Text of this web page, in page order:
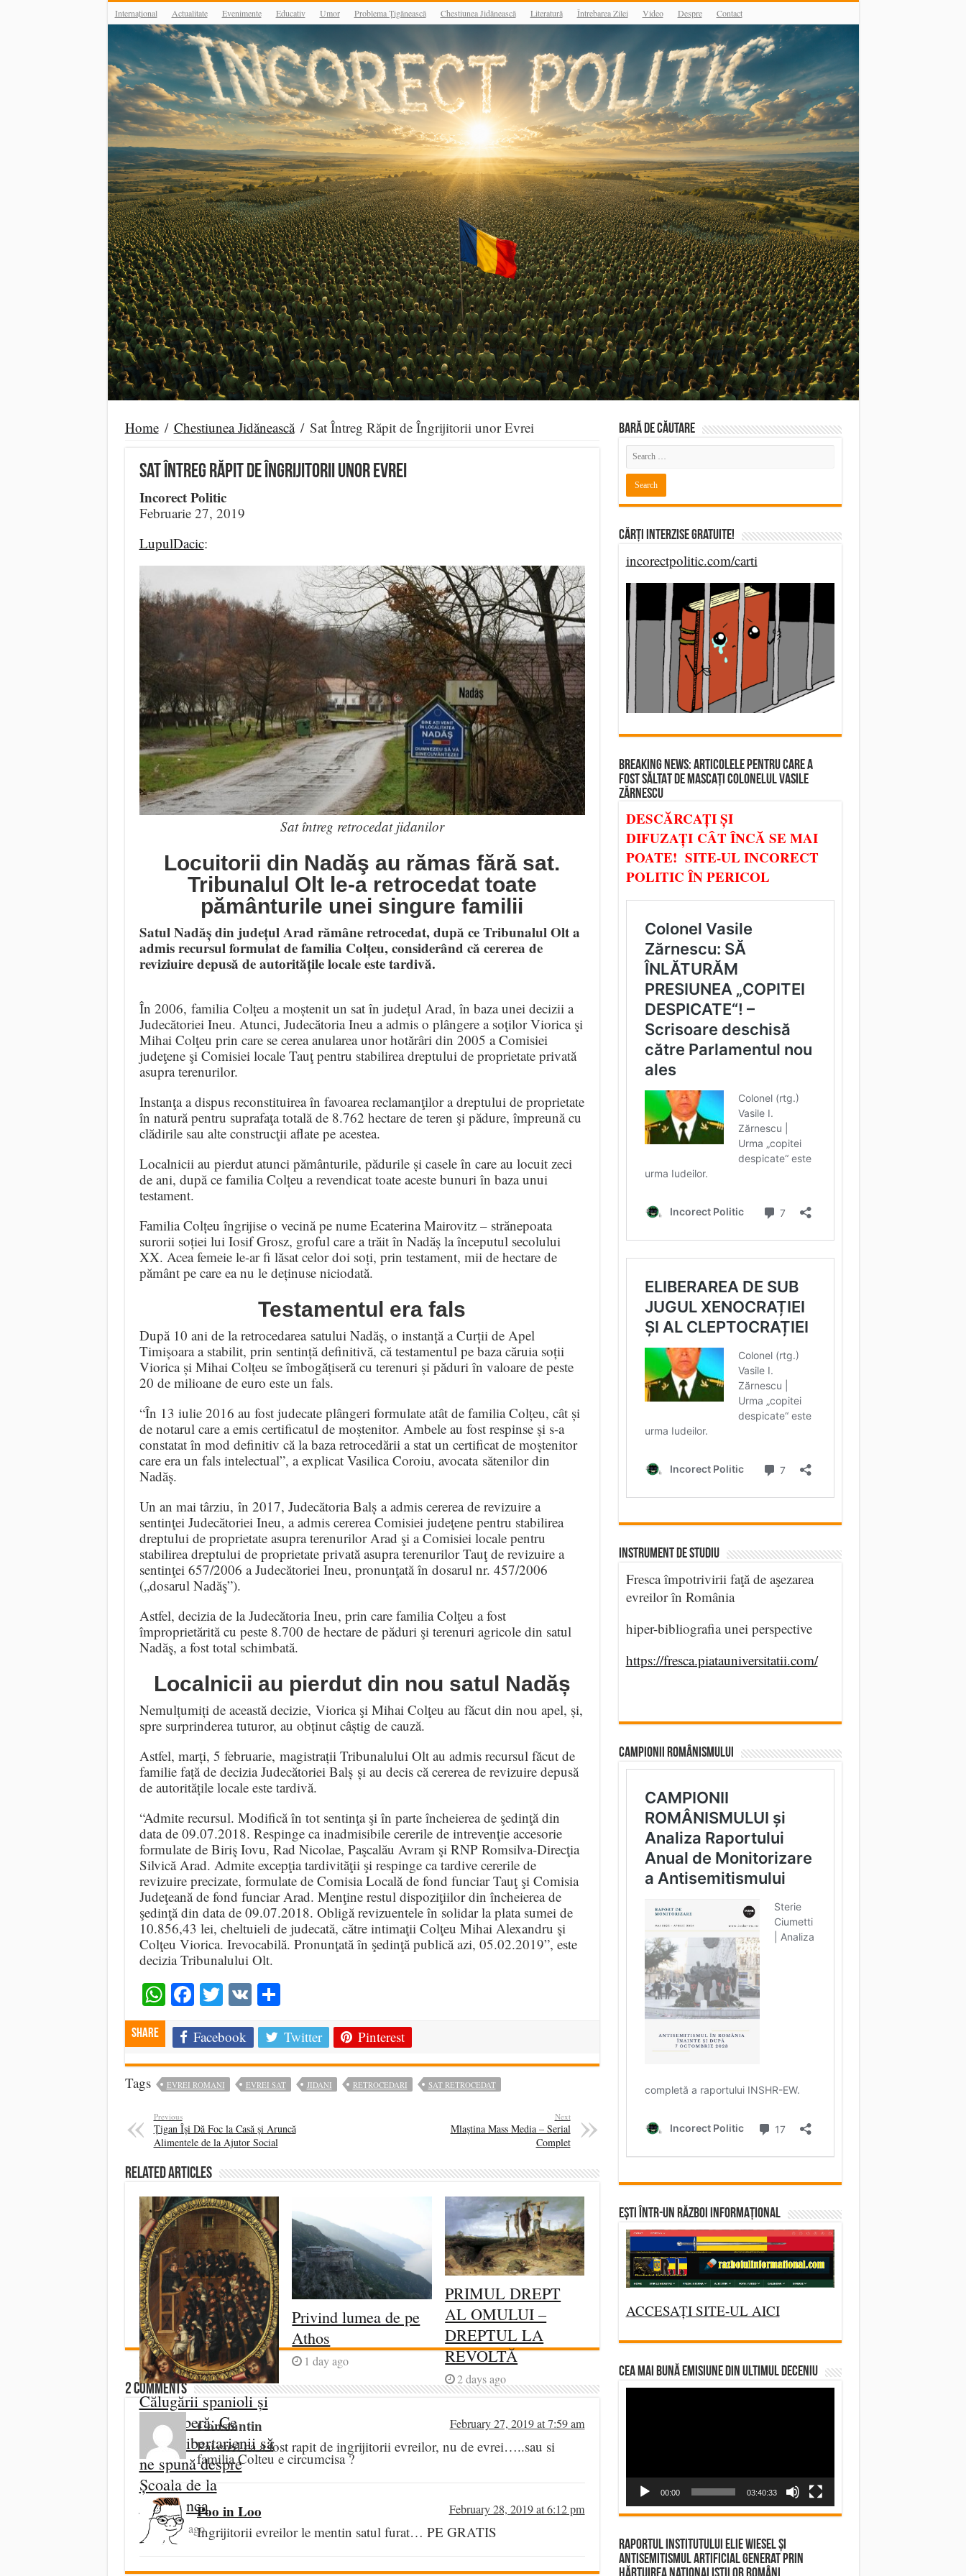
Internațional Actualitate Evenimente Educativ Umor Problema Țigănească Chestiunea Jidănească Literatură Întrebarea Zilei Video Despre Contact
Home / Chestiunea Jidănească / Sat Întreg Răpit de Îngrijitorii unor Evrei
Sat Întreg Răpit de Îngrijitorii unor Evrei
Incorect Politic
Februarie 27, 2019
LupulDacic:
Sat întreg retrocedat jidanilor
Locuitorii din Nadăş au rămas fără sat.
Tribunalul Olt le-a retrocedat toate
pământurile unei singure familii
Satul Nadăș din județul Arad rămâne retrocedat, după ce Tribunalul Olt a
admis recursul formulat de familia Colțeu, considerând că cererea de
reviziuire depusă de autoritățile locale este tardivă.
În 2006, familia Colțeu a moștenit un sat în județul Arad, în baza unei decizii a
Judecătoriei Ineu. Atunci, Judecătoria Ineu a admis o plângere a soţilor Viorica şi
Mihai Colţeu prin care se cerea anularea unor hotărâri din 2005 a Comisiei
judeţene şi Comisiei locale Tauţ pentru stabilirea dreptului de proprietate privată
asupra terenurilor.
Instanţa a dispus reconstituirea în favoarea reclamanţilor a dreptului de proprietate
în natură pentru suprafaţa totală de 8.762 hectare de teren şi pădure, împreună cu
clădirile sau alte construcţii aflate pe acestea.
Localnicii au pierdut atunci pământurile, pădurile și casele în care au locuit zeci
de ani, după ce familia Colțeu a revendicat toate aceste bunuri în baza unui
testament.
Familia Colțeu îngrijise o vecină pe nume Ecaterina Mairovitz – strănepoata
surorii soției lui Iosif Grosz, groful care a trăit în Nadăș la începutul secolului
XX. Acea femeie le-ar fi lăsat celor doi soți, prin testament, mii de hectare de
pământ pe care ea nu le deținuse niciodată.
Testamentul era fals
După 10 ani de la retrocedarea satului Nadăș, o instanță a Curții de Apel
Timișoara a stabilit, prin sentință definitivă, că testamentul pe baza căruia soții
Viorica și Mihai Colțeu se îmbogățiseră cu terenuri și păduri în valoare de peste
20 de milioane de euro este un fals.
“În 13 iulie 2016 au fost judecate plângeri formulate atât de familia Colțeu, cât și
de notarul care a emis certificatul de moștenitor. Ambele au fost respinse și s-a
constatat în mod definitiv că la baza retrocedării a stat un certificat de moștenitor
care era un fals intelectual”, a explicat Vasilica Coroiu, avocata sătenilor din
Nadăș.
Un an mai târziu, în 2017, Judecătoria Balș a admis cererea de revizuire a
sentinţei Judecătoriei Ineu, a admis cererea Comisiei judeţene pentru stabilirea
dreptului de proprietate asupra terenurilor Arad şi a Comisiei locale pentru
stabilirea dreptului de proprietate privată asupra terenurilor Tauţ de revizuire a
sentinţei 657/2006 a Judecătoriei Ineu, pronunţată în dosarul nr. 457/2006
(„dosarul Nadăş”).
Astfel, decizia de la Judecătoria Ineu, prin care familia Colţeu a fost
împroprietărită cu peste 8.700 de hectare de păduri şi terenuri agricole din satul
Nadăş, a fost total schimbată.
Localnicii au pierdut din nou satul Nadăș
Nemulțumiți de această decizie, Viorica şi Mihai Colţeu au făcut din nou apel, și,
spre surprinderea tuturor, au obținut câștig de cauză.
Astfel, marți, 5 februarie, magistrații Tribunalului Olt au admis recursul făcut de
familie față de decizia Judecătoriei Balș și au decis că cererea de revizuire depusă
de autoritățile locale este tardivă.
“Admite recursul. Modifică în tot sentinţa şi în parte încheierea de şedinţă din
data de 09.07.2018. Respinge ca inadmisibile cererile de intrevenţie accesorie
formulate de Biriş Iovu, Rad Nicolae, Paşcalău Avram şi RNP Romsilva-Direcţia
Silvică Arad. Admite excepţia tardivităţii şi respinge ca tardive cererile de
revizuire precizate, formulate de Comisia Locală de fond funciar Tauţ şi Comisia
Judeţeană de fond funciar Arad. Menţine restul dispoziţiilor din încheierea de
şedinţă din data de 09.07.2018. Obligă revizuentele în solidar la plata sumei de
10.856,43 lei, cheltuieli de judecată, către intimaţii Colţeu Mihai Alexandru şi
Colţeu Viorica. Irevocabilă. Pronunţată în şedinţă publică azi, 05.02.2019”, este
decizia Tribunalului Olt.
WhatsApp
Facebook
Twitter
VKShare
Share Facebook Twitter Pinterest
Tags EVREI ROMANI EVREI SAT JIDANI RETROCEDARI SAT RETROCEDAT
Previous
Țigan Își Dă Foc la Casă și Aruncă
Alimentele de la Ajutor Social
Next
Mlaștina Mass Media – Serial
Complet
Related Articles
Călugării spanioli și
piața liberă: Ce
„uită” libertarienii să
ne spună despre
Școala de la
Salamanca
8 hours ago
Privind lumea de pe
Athos
1 day ago
PRIMUL DREPT
AL OMULUI –
DREPTUL LA
REVOLTĂ
2 days ago
2 comments
Constantin February 27, 2019 at 7:59 am
Pai cred ca a fost rapit de ingrijitorii evreilor, nu de evrei…..sau si
familia Colteu e circumcisa ?
Poo in Loo February 28, 2019 at 6:12 pm
Ingrijitorii evreilor le mentin satul furat… PE GRATIS
BARĂ DE CĂUTARE
Cărți Interzise Gratuite!
incorectpolitic.com/carti
BREAKING NEWS: ARTICOLELE PENTRU CARE A
FOST SĂLTAT DE MASCAȚI COLONELUL VASILE
ZĂRNESCU
DESCĂRCAȚI ȘI
DIFUZAȚI CÂT ÎNCĂ SE MAI
POATE! SITE-UL INCORECT
POLITIC ÎN PERICOL
INSTRUMENT DE STUDIU
Fresca împotrivirii faţă de aşezarea
evreilor în România
hiper-bibliografia unei perspective
https://fresca.piatauniversitatii.com/
CAMPIONII ROMÂNISMULUI
Ești într-un RĂZBOI INFORMAȚIONAL
ACCESAȚI SITE-UL AICI
CEA MAI BUNĂ EMISIUNE DIN ULTIMUL DECENIU
00:00 03:40:33
Raportul Institutului Elie Wiesel și
Antisemitismul Artificial Generat prin